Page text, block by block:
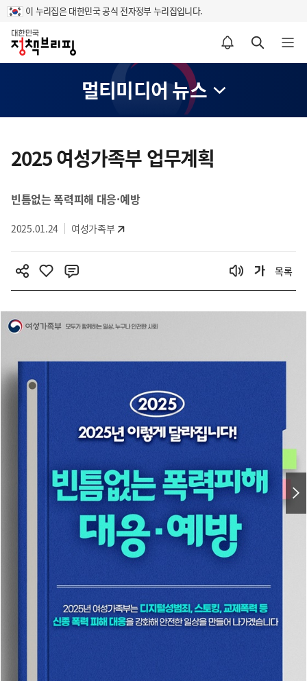
이 누리집은 대한민국 공식 전자정부 누리집입니다.
홈
알림설정 바로가기 검색 바로가기 메뉴 열기
멀티미디어 뉴스
텐
츠
영
역
2025 여성가족부 업무계획
빈틈없는 폭력피해 대응·예방
2025.01.24 여성가족부
목록